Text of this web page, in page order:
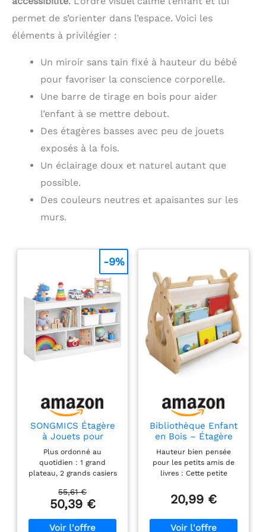
rapide au quotidien.
【AVERTISSEMENTS】 – À
la surveillance d'un
pas un lieu de couchage
matelas pour bébé. Seul
la structure en bois
illustrée.
rapide au quotidien.
【AVERTISSEMENTS】 – À
utiliser uniquement sous
pas un lieu de couchage
matelas pour bébé. Seul
la structure en bois
permet de s’orienter dans l’espace. Voici les
éléments à privilégier :
Un miroir sans tain fixé à hauteur du bébé
pour favoriser la conscience corporelle.
Une barre de tirage en bois pour aider
l’enfant à se mettre debout.
Des étagères basses avec peu de jouets
exposés à la fois.
Un éclairage doux et naturel autant que
possible.
Des couleurs neutres et apaisantes sur les
murs.
SONGMICS Étagère
à Jouets pour
Enfants, Meuble de
Rangement Esprit
Montessori, 5
Compartiments
Ouverts, pour
Chambre d’Enfant,
Salle de Jeux,
Salon, 30 x 112,2 x
Plus ordonné au
quotidien : 1 grand
plateau, 2 grands casiers
ranger livres, jouets,
fournitures et boîtes.
place sur ce meuble de
55,61 €
50,39 €
-9%
Bibliothèque Enfant
en Bois – Étagère
Montessori pour
Bébé et Petit Enfant
| Petite Bibliothèque
à Hauteur Adaptée,
Hauteur bien pensée
pour les petits amis de
livres : Cette petite
hauteur de seulement 37
cm est spécialement
petits. La construction
20,99 €